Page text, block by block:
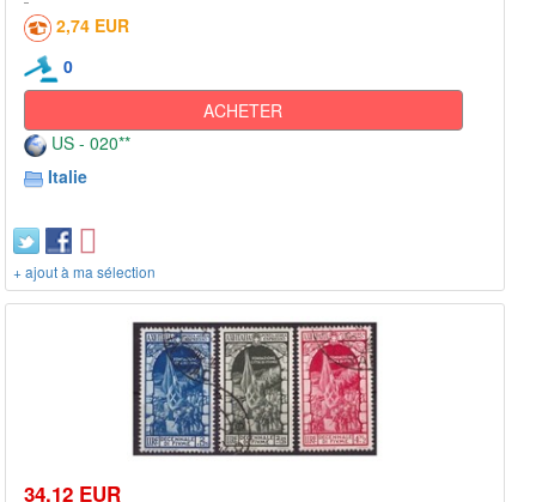
2,74 EUR
0
ACHETER
US - 020**
Italie
+ ajout à ma sélection
34,12 EUR